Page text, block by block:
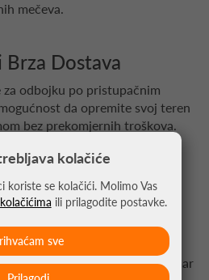
mečeva.
Brza Dostava
odbojku po pristupačnim
da opremite svoj teren
bez prekomjernih troškova.
teritoriju RH imaju besplatnu
Sport za Najbolje
mreže za odbojku, Vidmar
kolačiće
koriste se kolačići. Molimo Vas
ili prilagodite postavke.
sve